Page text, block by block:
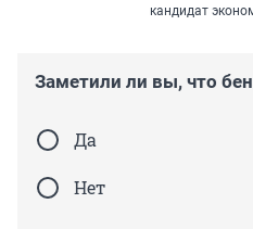
кандидат
Заметили ли вы, что
Да
Нет